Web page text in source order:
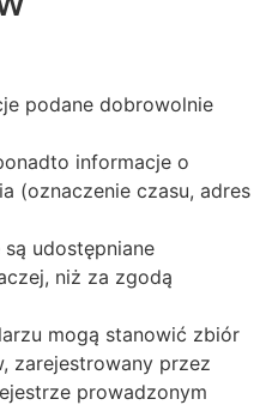
podane dobrowolnie
informacje o
(oznaczenie czasu, adres
udostępniane
niż za zgodą
mogą stanowić zbiór
zarejestrowany przez
prowadzonym